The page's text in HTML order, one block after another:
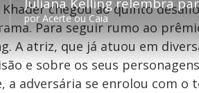
Lamentamos, mas o vídeo que está
porAcerte ou Caia
chegou ao quinto
Para seguir rumo ao
A atriz, que já atuou em
e sobre os seus
a adversária se enrolou com